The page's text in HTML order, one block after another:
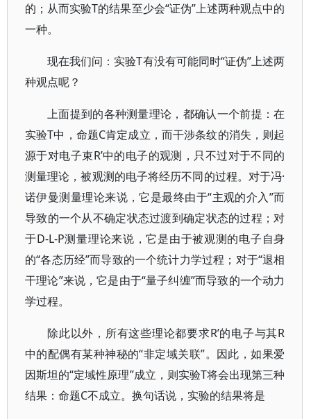
的；从而实验T的结果至少会“证伪”上述两种观点中的
一种。
现在我们问：实验T有没有可能同时“证伪”上述两
种观点呢？
上面提到的各种测量理论，都确认一个前提：在
实验T中，命题C肯定成立，而干涉条纹的消失，则起
源于对电子束R’中的电子的观测，只不过对于不同的
测量理论，被观测的电子将经历不同的过程。对于冯·
诺伊曼测量理论来说，它是最终由于“主观的介入”而
导致的一个从不确定状态过渡到确定状态的过程；对
于D-L-P测量理论来说，它是由于被观测的电子自身
的“各态历经”而导致的一个统计力学过程；对于“退相
干理论”来说，它是由于“量子纠缠”而导致的一个动力
学过程。
除此以外，所有这些理论都要求R’的电子与其R
中的配偶有某种神秘的“非定域关联”。因此，如果爱
因斯坦的“定域性原理”成立，则实验T将会出现第三种
结果：命题C不成立。换句话说，实验的结果将是